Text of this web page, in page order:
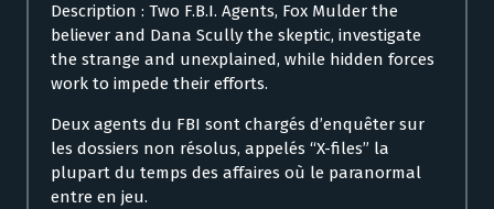
Description : Two F.B.I. Agents, Fox Mulder the
believer and Dana Scully the skeptic, investigate
the strange and unexplained, while hidden forces
work to impede their efforts.
Deux agents du FBI sont chargés d’enquêter sur
les dossiers non résolus, appelés “X-files” la
plupart du temps des affaires où le paranormal
entre en jeu.